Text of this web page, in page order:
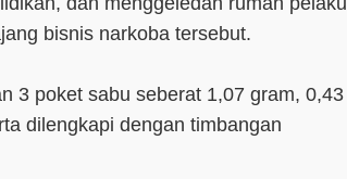
bisnis narkoba tersebut.
3 poket sabu seberat 1,07 gram, 0,43
dilengkapi dengan timbangan